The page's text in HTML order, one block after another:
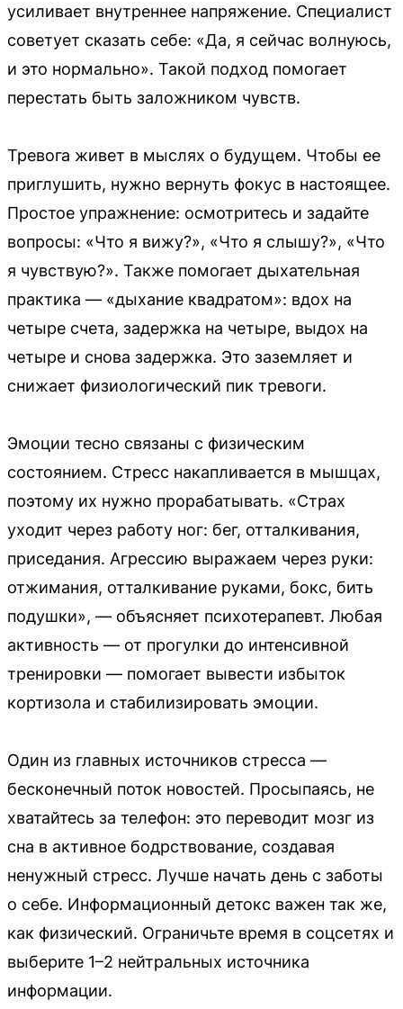
усиливает внутреннее напряжение. Специалист
советует сказать себе: «Да, я сейчас волнуюсь,
и это нормально». Такой подход помогает
перестать быть заложником чувств.
Тревога живет в мыслях о будущем. Чтобы ее
приглушить, нужно вернуть фокус в настоящее.
Простое упражнение: осмотритесь и задайте
вопросы: «Что я вижу?», «Что я слышу?», «Что
я чувствую?». Также помогает дыхательная
практика — «дыхание квадратом»: вдох на
четыре счета, задержка на четыре, выдох на
четыре и снова задержка. Это заземляет и
снижает физиологический пик тревоги.
Эмоции тесно связаны с физическим
состоянием. Стресс накапливается в мышцах,
поэтому их нужно прорабатывать. «Страх
уходит через работу ног: бег, отталкивания,
приседания. Агрессию выражаем через руки:
отжимания, отталкивание руками, бокс, бить
подушки», — объясняет психотерапевт. Любая
активность — от прогулки до интенсивной
тренировки — помогает вывести избыток
кортизола и стабилизировать эмоции.
Один из главных источников стресса —
бесконечный поток новостей. Просыпаясь, не
хватайтесь за телефон: это переводит мозг из
сна в активное бодрствование, создавая
ненужный стресс. Лучше начать день с заботы
о себе. Информационный детокс важен так же,
как физический. Ограничьте время в соцсетях и
выберите 1–2 нейтральных источника
информации.